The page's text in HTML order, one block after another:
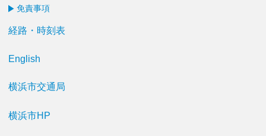
免責事項
経路・時刻表
English
横浜市交通局
横浜市HP